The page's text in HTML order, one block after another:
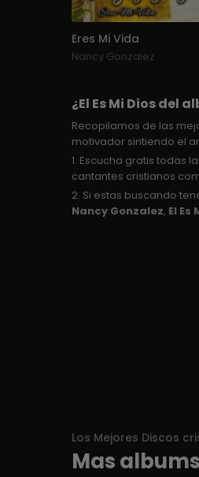
Eres Mi Vida
Nancy Gonzalez
¿El Es Mi Dios del
Recopilamos de las
motivador sintiendo el
1. Escucha gratis todas
cantantes cristianos
2. Si estas buscando
Nancy Gonzalez, El Es
Los Mejores Discos
Mas